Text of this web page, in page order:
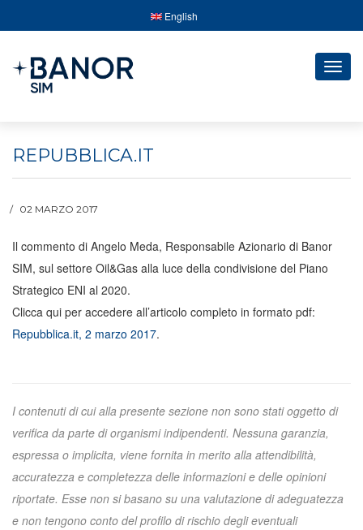
English
REPUBBLICA.IT
02 MARZO 2017
Il commento di Angelo Meda, Responsabile Azionario di Banor
SIM, sul settore Oil&Gas alla luce della condivisione del Piano
Strategico ENI al 2020.
Clicca qui per accedere all’articolo completo in formato pdf:
Repubblica.it, 2 marzo 2017.
I contenuti di cui alla presente sezione non sono stati oggetto di
verifica da parte di organismi indipendenti. Nessuna garanzia,
espressa o implicita, viene fornita in merito alla attendibilità,
accuratezza e completezza delle informazioni e delle opinioni
riportate. Esse non si basano su una valutazione di adeguatezza
e non tengono conto del profilo di rischio degli eventuali